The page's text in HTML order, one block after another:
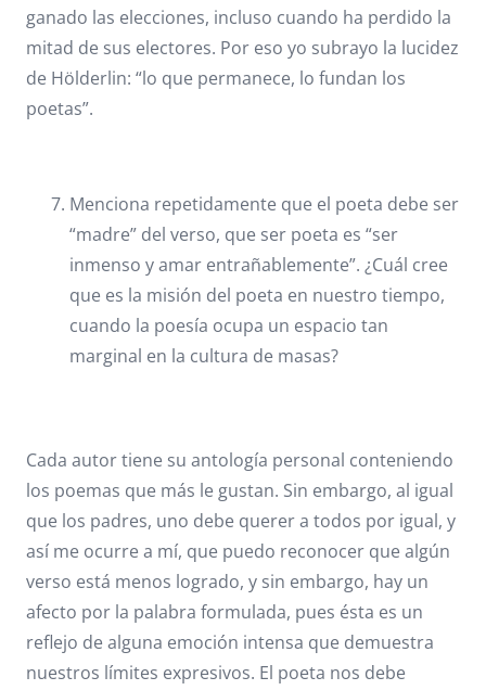
ganado las elecciones, incluso cuando ha perdido la
mitad de sus electores. Por eso yo subrayo la lucidez
de Hölderlin: “lo que permanece, lo fundan los
poetas”.
Menciona repetidamente que el poeta debe ser
“madre” del verso, que ser poeta es “ser
inmenso y amar entrañablemente”. ¿Cuál cree
que es la misión del poeta en nuestro tiempo,
cuando la poesía ocupa un espacio tan
marginal en la cultura de masas?
Cada autor tiene su antología personal conteniendo
los poemas que más le gustan. Sin embargo, al igual
que los padres, uno debe querer a todos por igual, y
así me ocurre a mí, que puedo reconocer que algún
verso está menos logrado, y sin embargo, hay un
afecto por la palabra formulada, pues ésta es un
reflejo de alguna emoción intensa que demuestra
nuestros límites expresivos. El poeta nos debe